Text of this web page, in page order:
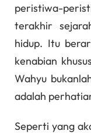
peristiwa-
terakhir
hidup. Itu
kenabian
Wahyu
adalah
Seperti yang